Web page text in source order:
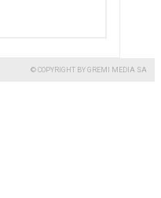
© COPYRIGHT BY GREMI MEDIA SA